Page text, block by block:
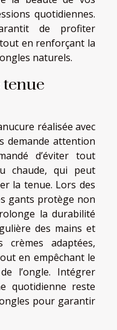
quotidiennes.
de profiter
en renforçant la
naturels.
réalisée avec
demande attention
d’éviter tout
chaude, qui peut
la tenue. Lors des
gants protège non
la durabilité
des mains et
adaptées,
en empêchant le
l’ongle. Intégrer
quotidienne reste
pour garantir